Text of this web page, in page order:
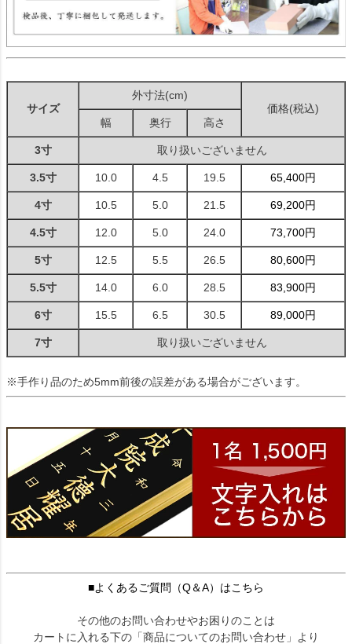
サイズ
外寸法(cm)
価格(税込)
幅
奥行 高さ
3寸 取り扱いございません
3.5寸 10.0 4.5 19.5 65,400円
4寸 10.5 5.0 21.5 69,200円
4.5寸 12.0 5.0 24.0 73,700円
5寸 12.5 5.5 26.5 80,600円
5.5寸 14.0 6.0 28.5 83,900円
6寸 15.5 6.5 30.5 89,000円
7寸 取り扱いございません
※手作り品のため5mm前後の誤差がある場合がございます。
■よくあるご質問（Q＆A）はこちら
その他のお問い合わせやお困りのことは
カートに入れる下の「商品についてのお問い合わせ」より